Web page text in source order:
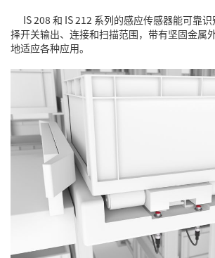
IS 208 和 IS 212 系列的感应传感器能可靠
择开关输出、连接和扫描范围，带有坚固金属
地适应各种应用。